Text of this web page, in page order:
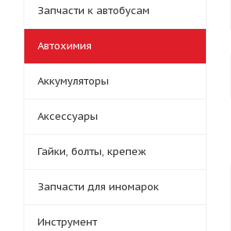
Запчасти к автобусам
Автохимия
Аккумуляторы
Аксессуары
Гайки, болты, крепеж
Запчасти для иномарок
Инструмент